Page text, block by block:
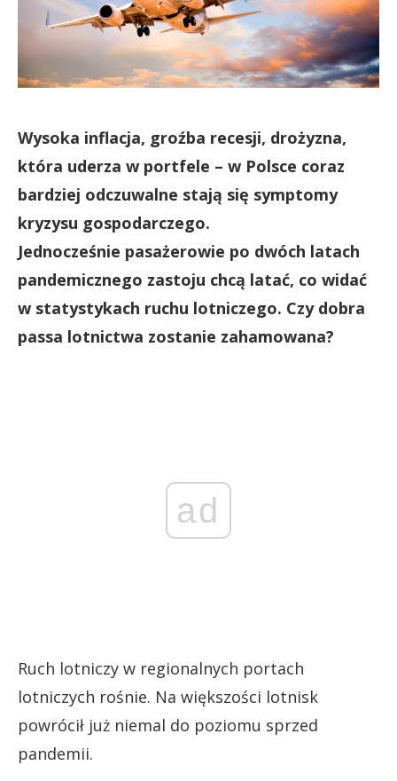
Wysoka inflacja, groźba recesji, drożyzna,
która uderza w portfele – w Polsce coraz
bardziej odczuwalne stają się symptomy
kryzysu gospodarczego.
Jednocześnie pasażerowie po dwóch latach
pandemicznego zastoju chcą latać, co widać
w statystykach ruchu lotniczego. Czy dobra
passa lotnictwa zostanie zahamowana?
ad
Ruch lotniczy w regionalnych portach
lotniczych rośnie. Na większości lotnisk
powrócił już niemal do poziomu sprzed
pandemii.